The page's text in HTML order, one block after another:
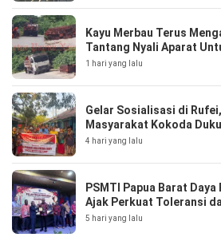
Kayu Merbau Terus
Tantang Nyali Aparat
1 hari yang lalu
Gelar Sosialisasi di
Masyarakat Kokoda
4 hari yang lalu
PSMTI Papua Barat
Ajak Perkuat Toleransi
5 hari yang lalu